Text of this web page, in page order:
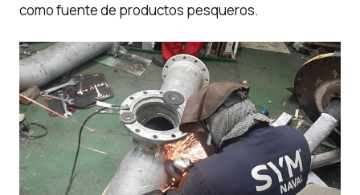
como fuente de productos pesqueros.